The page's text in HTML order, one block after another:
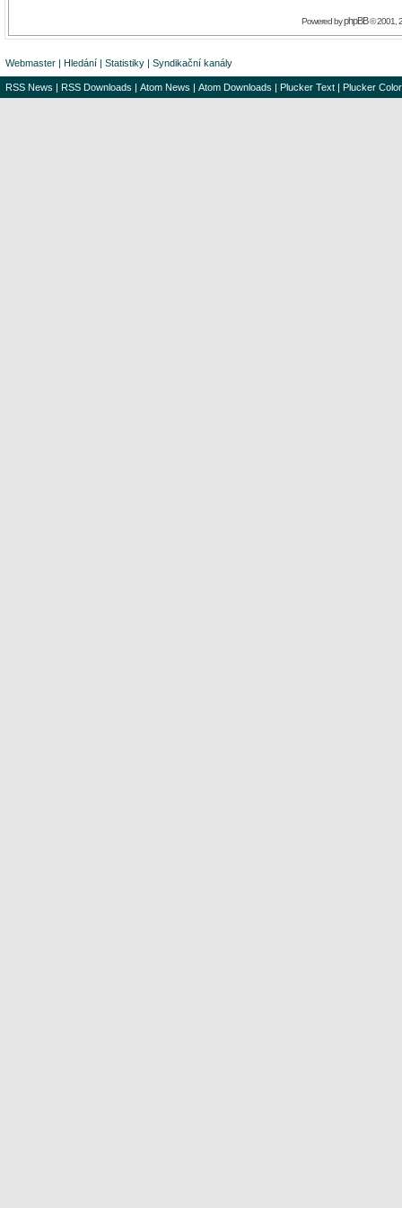
Powered byphpBB© 2001,
Webmaster | Hledání | Statistiky | Syndikační kanály
RSS News | RSS Downloads | Atom News | Atom Downloads | Plucker Text | Plucker Color